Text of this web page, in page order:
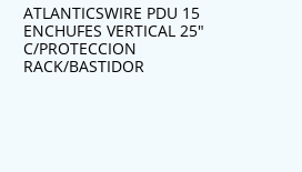
ATLANTICSWIRE PDU 15
ENCHUFES VERTICAL 25″
C/PROTECCION
RACK/BASTIDOR